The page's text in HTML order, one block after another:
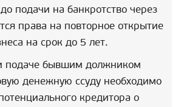
подачи на банкротство через
права на повторное открытие
на срок до 5 лет.
подаче бывшим должником
денежную ссуду необходимо
кредитора о